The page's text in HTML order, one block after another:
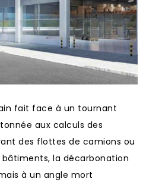
fait face à un tournant
aux calculs des
des flottes de camions ou
la décarbonation
à un angle mort